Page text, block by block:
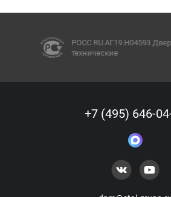
РОСС RU.АГ19.Н04593 Двери
технические
+7 (495) 646-